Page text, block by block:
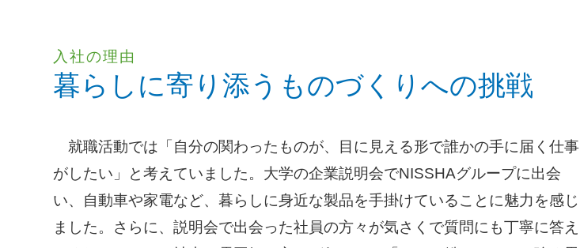
入社の理由
暮らしに寄り添うものづくりへの挑戦
就職活動では「自分の関わったものが、目に見える形で誰かの手に届く仕事
がしたい」と考えていました。大学の企業説明会でNISSHAグループに出会
い、自動車や家電など、暮らしに身近な製品を手掛けていることに魅力を感じ
ました。さらに、説明会で出会った社員の方々が気さくで質問にも丁寧に答え